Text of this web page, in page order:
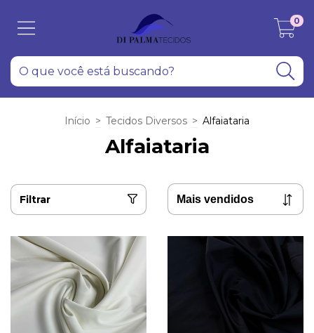
0
Início > Tecidos Diversos > Alfaiataria
Alfaiataria
Filtrar